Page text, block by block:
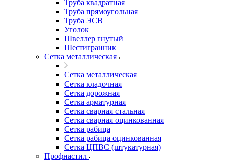
Труба квадратная
Труба прямоугольная
Труба ЭСВ
Уголок
Швеллер гнутый
Шестигранник
Сетка металлическая
Сетка металлическая
Сетка кладочная
Сетка дорожная
Сетка арматурная
Сетка сварная стальная
Сетка сварная оцинкованная
Сетка рабица
Сетка рабица оцинкованная
Сетка ЦПВС (штукатурная)
Профнастил